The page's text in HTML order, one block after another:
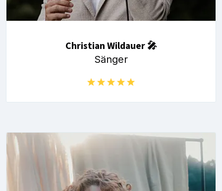
Christian Wildauer 🎤
Sänger